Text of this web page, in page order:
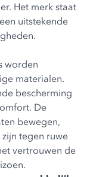
Het merk staat
uitstekende
worden
materialen.
bescherming
De
bewegen,
tegen ruwe
vertrouwen de